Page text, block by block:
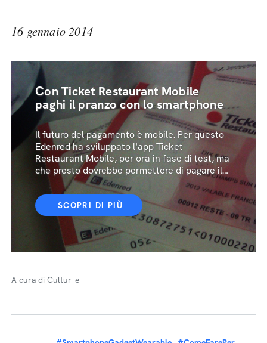
16 gennaio 2014
Con Ticket Restaurant Mobile
paghi il pranzo con lo smartphone
Il futuro del pagamento è mobile. Per questo
Edenred ha sviluppato l'app Ticket
Restaurant Mobile, per ora in fase di test, ma
che presto dovrebbe permettere di pagare il
pranzo con lo smartphone
SCOPRI DI PIÙ
A cura di Cultur-e